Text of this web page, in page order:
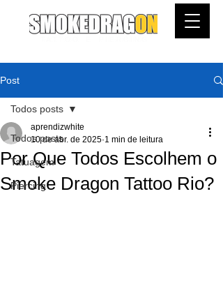
Post
Todos posts
Tatuagem
Piercing
Todos posts
Por Que Todos Escolhem o
Smoke Dragon Tattoo Rio?
aprendizwhite
10 de abr. de 2025 1 min de leitura